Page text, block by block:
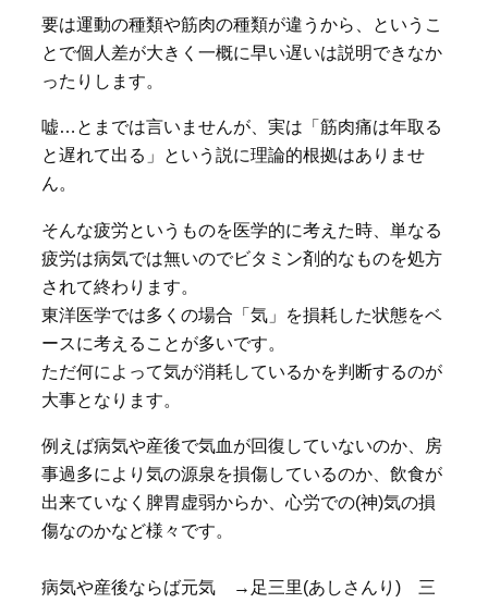
要は運動の種類や筋肉の種類が違うから、というこ
とで個人差が大きく一概に早い遅いは説明できなか
ったりします。
嘘…とまでは言いませんが、実は「筋肉痛は年取る
と遅れて出る」という説に理論的根拠はありませ
ん。
そんな疲労というものを医学的に考えた時、単なる
疲労は病気では無いのでビタミン剤的なものを処方
されて終わります。
東洋医学では多くの場合「気」を損耗した状態をベ
ースに考えることが多いです。
ただ何によって気が消耗しているかを判断するのが
大事となります。
例えば病気や産後で気血が回復していないのか、房
事過多により気の源泉を損傷しているのか、飲食が
出来ていなく脾胃虚弱からか、心労での(神)気の損
傷なのかなど様々です。
病気や産後ならば元気 →足三里(あしさんり) 三